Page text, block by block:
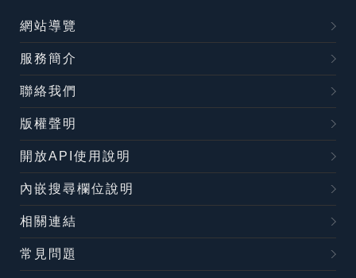
網站導覽
服務簡介
聯絡我們
版權聲明
開放API使用說明
內嵌搜尋欄位說明
相關連結
常見問題